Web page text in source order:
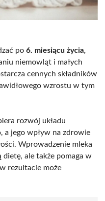
po 6. miesiącu życia,
niemowląt i małych
cennych składników
wzrostu w tym
rozwój układu
a jego wpływ na zdrowie
Wprowadzenie mleka
ale także pomaga w
rezultacie może